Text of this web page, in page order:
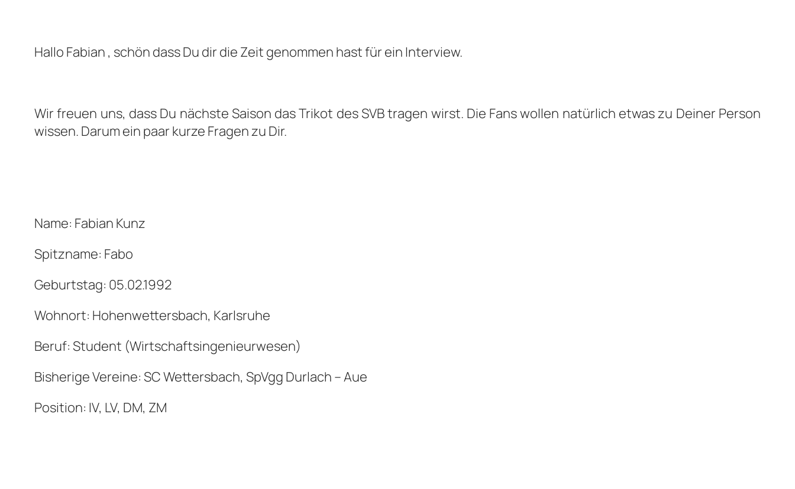
Hallo Fabian , schön dass Du dir die Zeit genommen hast für ein Interview.
Wir freuen uns, dass Du nächste Saison das Trikot des SVB tragen wirst. Die Fans wollen natürlich etwas zu Deiner Person
wissen. Darum ein paar kurze Fragen zu Dir.
Name: Fabian Kunz
Spitzname: Fabo
Geburtstag: 05.02.1992
Wohnort: Hohenwettersbach, Karlsruhe
Beruf: Student (Wirtschaftsingenieurwesen)
Bisherige Vereine: SC Wettersbach, SpVgg Durlach – Aue
Position: IV, LV, DM, ZM